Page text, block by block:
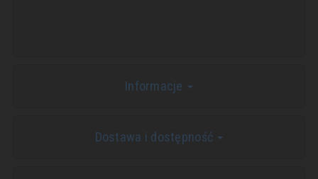
Informacje
Dostawa i dostępność